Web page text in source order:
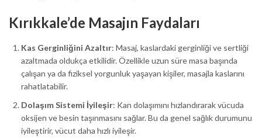
Kırıkkale’de Masajın Faydaları
Kas Gerginliğini Azaltır: Masaj, kaslardaki gerginliği ve sertliği
azaltmada oldukça etkilidir. Özellikle uzun süre masa başında
çalışan ya da fiziksel yorgunluk yaşayan kişiler, masajla kaslarını
rahatlatabilir.
Dolaşım Sistemi İyileşir: Kan dolaşımını hızlandırarak vücuda
oksijen ve besin taşınmasını sağlar. Bu da genel sağlık durumunu
iyileştirir, vücut daha hızlı iyileşir.